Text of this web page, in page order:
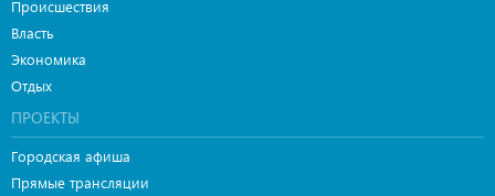
Происшествия
Власть
Экономика
Отдых
ПРОЕКТЫ
Городская афиша
Прямые трансляции